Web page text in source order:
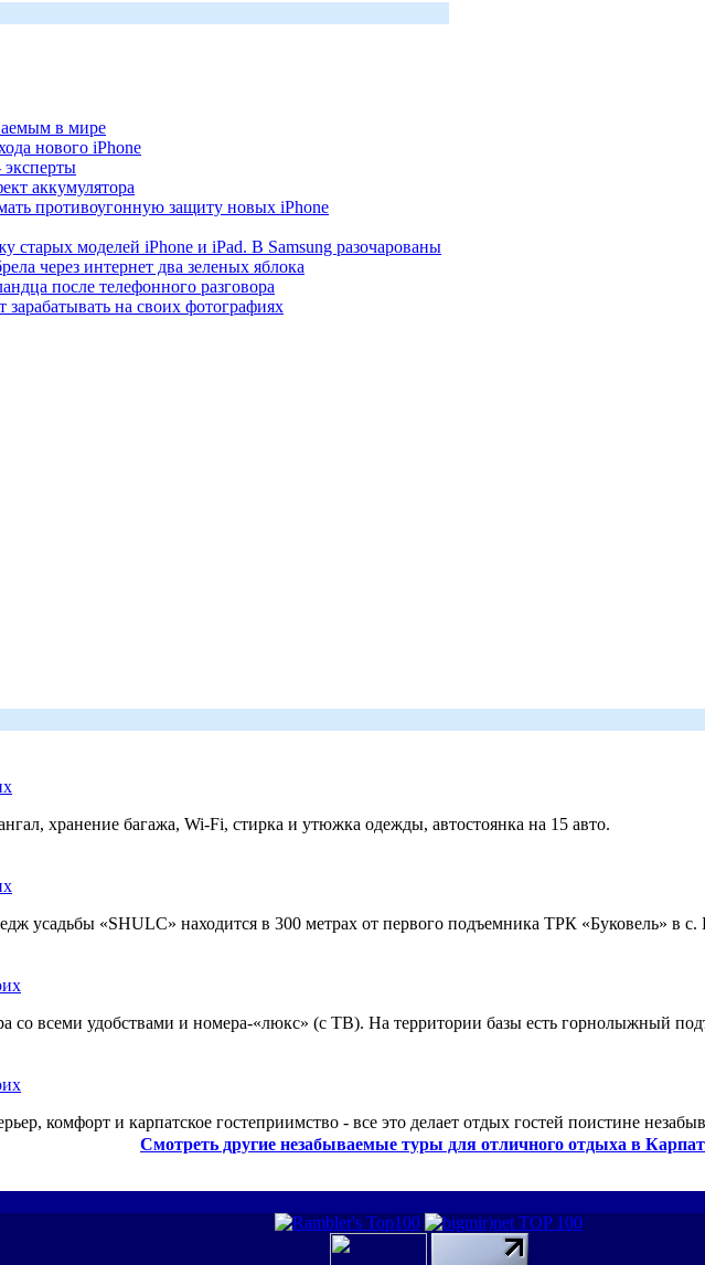
в мире
нового iPhone
аккумулятора
противоугонную защиту новых iPhone
старых моделей iPhone и iPad. В Samsung разочарованы
через интернет два зеленых яблока
после телефонного разговора
на своих фотографиях
хранение багажа, Wi-Fi, стирка и утюжка одежды, автостоянка на 15 авто.
усадьбы «SHULC» находится в 300 метрах от первого подъемника ТРК «Буковель» в с.
со всеми удобствами и номера-«люкс» (с ТВ). На территории базы есть горнолыжный
комфорт и карпатское гостеприимство - все это делает отдых гостей поистине
Смотреть другие незабываемые туры для отличного отдыха в